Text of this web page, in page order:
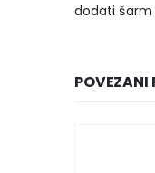
dodati šarm
POVEZANI